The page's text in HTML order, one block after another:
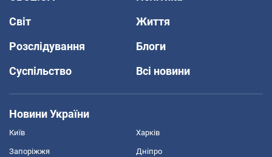
Світ
Життя
Розслідування
Блоги
Суспільство
Всі новини
Новини України
Київ Харків
Запоріжжя Дніпро